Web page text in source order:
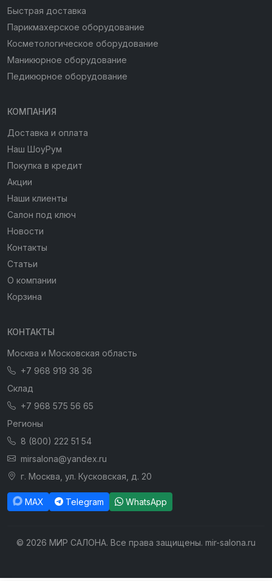
Быстрая доставка
Парикмахерское оборудование
Косметологическое оборудование
Маникюрное оборудование
Педикюрное оборудование
КОМПАНИЯ
Доставка и оплата
Наш ШоуРум
Покупка в кредит
Акции
Наши клиенты
Салон под ключ
Новости
Контакты
Статьи
О компании
Корзина
КОНТАКТЫ
Москва и Московская область
+7 968 919 38 36
Склад
+7 968 575 56 65
Регионы
8 (800) 222 51 54
mirsalona@yandex.ru
г. Москва, ул. Кусковская, д. 20
MAX Telegram WhatsApp
© 2026 МИР САЛОНА. Все права защищены. mir-salona.ru